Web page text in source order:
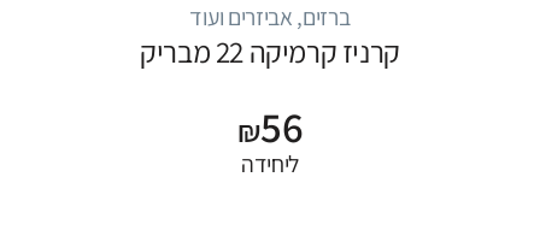
ברזים, אביזרים ועוד
קרניז קרמיקה 22 מבריק
₪56
ליחידה